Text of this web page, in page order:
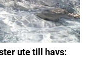
ute till havs: